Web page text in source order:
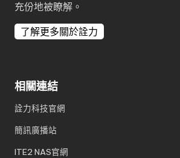
充份地被瞭解。
了解更多關於詮力
相關連結
詮力科技官網
簡訊廣播站
ITE2 NAS官網